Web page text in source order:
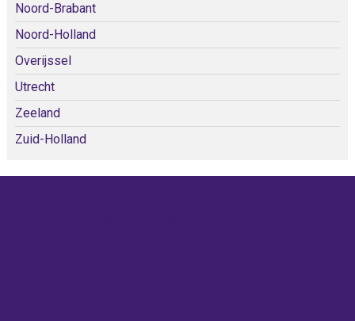
Noord-Brabant
Noord-Holland
Overijssel
Utrecht
Zeeland
Zuid-Holland